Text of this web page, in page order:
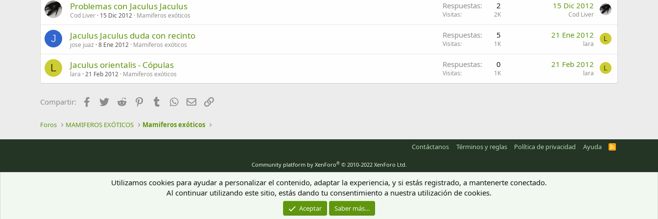
Problemas con Jaculus Jaculus
Cod Liver 15 Dic 2012 Mamiferos exóticos
Respuestas 2
Visitas 2K
15 Dic 2012
Cod Liver
J Jaculus Jaculus duda con recinto
jose juaz 8 Ene 2012 Mamiferos exóticos
Respuestas 5
Visitas 1K
21 Ene 2012
lara
L
L Jaculus orientalis - Cópulas
lara 21 Feb 2012 Mamiferos exóticos
Respuestas 0
Visitas 1K
21 Feb 2012
lara
L
Compartir: Facebook
Twitter Reddit PinterestTumblrWhatsApp
Email
Foros MAMIFEROS EXÓTICOS Mamiferos exóticos
Contáctanos Términos y reglas Política de privacidad Ayuda
R
Community platform by XenForo® © 2010-2022 XenForo Ltd.
Utilizamos cookies para ayudar a personalizar el contenido, adaptar la experiencia, y si estás registrado, a mantenerte conectado.
Al continuar utilizando este sitio, estás dando tu consentimiento a nuestra utilización de cookies.
Aceptar Saber más…